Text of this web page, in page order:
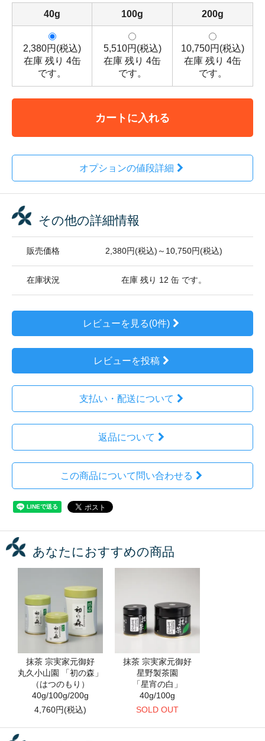
40g 100g 200g
2,380円(税込)
在庫 残り 4缶
です。
5,510円(税込)
在庫 残り 4缶
です。
10,750円(税込)
在庫 残り 4缶
です。
カートに入れる
オプションの値段詳細
その他の詳細情報
販売価格 2,380円(税込)～10,750円(税込)
在庫状況 在庫 残り 12 缶 です。
レビューを見る(0件)
レビューを投稿
支払い・配送について
返品について
この商品について問い合わせる
あなたにおすすめの商品
抹茶 宗実家元御好
丸久小山園 「初の森」
（はつのもり）
40g/100g/200g
4,760円(税込)
抹茶 宗実家元御好
星野製茶園
「星宵の白」
40g/100g
SOLD OUT